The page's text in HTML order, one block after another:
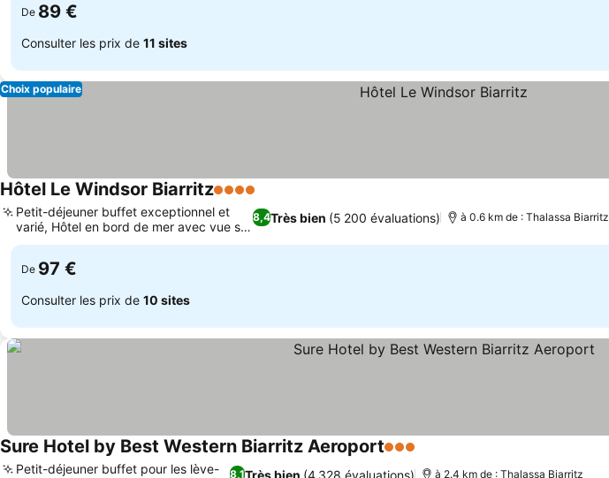
De 89 €
Consulter les prix de 11 sites
Choix populaire
Hôtel Le Windsor Biarritz4 Étoiles
8,4Très bien (5 200 évaluations)
Petit-déjeuner buffet exceptionnel et
varié, Hôtel en bord de mer avec vue sur
l'océan
à 0.6 km de : Thalassa Biarritz
De 97 €
Consulter les prix de 10 sites
Sure Hotel by Best Western Biarritz Aeroport3 Étoiles
8,1Très bien (4 328 évaluations)
Petit-déjeuner buffet pour les lève-
à 2.4 km de : Thalassa Biarritz